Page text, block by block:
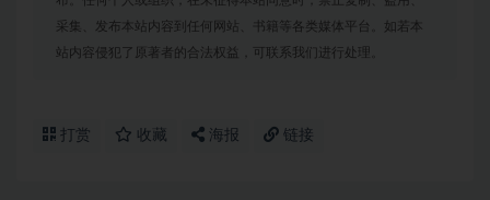
采集、发布本站内容到任何网站、书籍等各类媒体平台。如若本
站内容侵犯了原著者的合法权益，可联系我们进行处理。
打赏 收藏 海报 链接